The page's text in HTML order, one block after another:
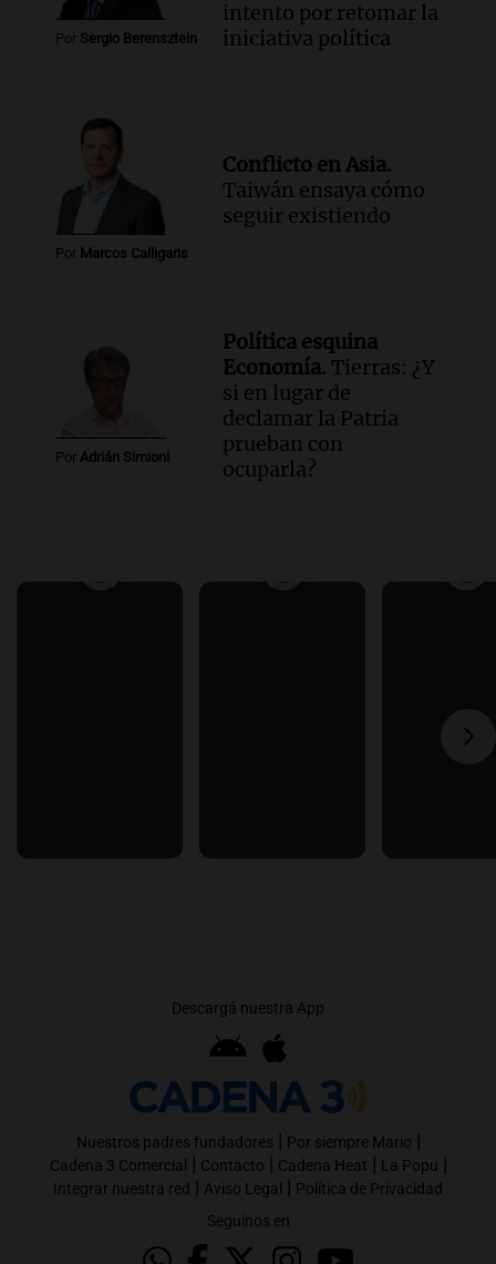
Por Sergio Berensztein
intento por retomar la
iniciativa política
Por Marcos Calligaris
Conflicto en Asia.
Taiwán ensaya cómo
seguir existiendo
Por Adrián Simioni
Política esquina
Economía. Tierras: ¿Y
si en lugar de
declamar la Patria
prueban con
ocuparla?
Descargá nuestra App
Nuestros padres fundadores | Por siempre Mario |
Cadena 3 Comercial | Contacto | Cadena Heat | La Popu |
Integrar nuestra red | Aviso Legal | Política de Privacidad
Seguinos en